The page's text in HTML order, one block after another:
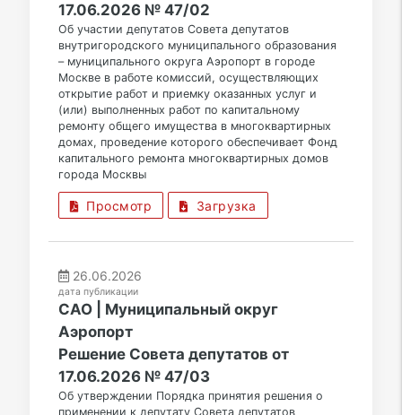
17.06.2026 № 47/02
Об участии депутатов Совета депутатов
внутригородского муниципального образования
– муниципального округа Аэропорт в городе
Москве в работе комиссий, осуществляющих
открытие работ и приемку оказанных услуг и
(или) выполненных работ по капитальному
ремонту общего имущества в многоквартирных
домах, проведение которого обеспечивает Фонд
капитального ремонта многоквартирных домов
города Москвы
Просмотр Загрузка
26.06.2026
дата публикации
САО | Муниципальный округ
Аэропорт
Решение Совета депутатов от
17.06.2026 № 47/03
Об утверждении Порядка принятия решения о
применении к депутату Совета депутатов